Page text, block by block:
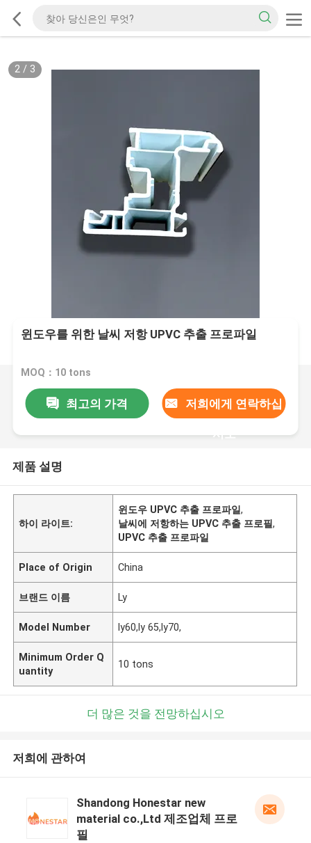
2/ 3
윈도우를 위한 날씨 저항 UPVC 추출 프로파일
MOQ：10 tons
최고의 가격 저희에게 연락하십
시오
제품 설명
하이 라이트:
윈도우 UPVC 추출 프로파일,
날씨에 저항하는 UPVC 추출 프로필,
UPVC 추출 프로파일
Place of Origin China
브랜드 이름 Ly
Model Number ly60,ly 65,ly70,
Minimum Order Q
uantity
10 tons
더 많은 것을 전망하십시오
저희에 관하여
Shandong Honestar new
material co.,Ltd 제조업체 프로
필